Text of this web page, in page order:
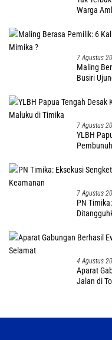
Warga
7 Agustus
Maling
Busiri
7 Agustus
YLBH
7 Agustus
PN
4 Agustus
Aparat
Jalan di